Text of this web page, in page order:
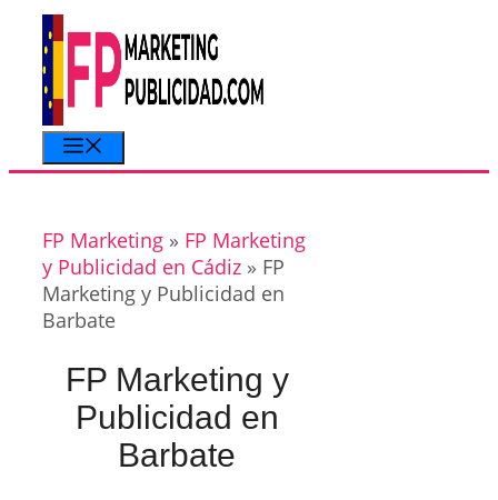
Saltar
contenido
FP Marketing » FP Marketing
y Publicidad en Cádiz » FP
Marketing y Publicidad en
Barbate
FP Marketing y
Publicidad en
Barbate